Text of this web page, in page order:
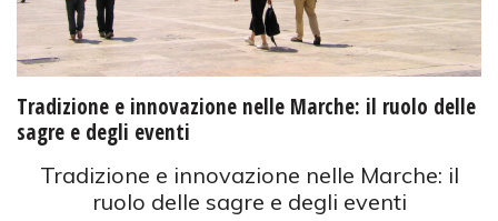
Tradizione e innovazione nelle Marche: il ruolo delle
sagre e degli eventi
Tradizione e innovazione nelle Marche: il
ruolo delle sagre e degli eventi